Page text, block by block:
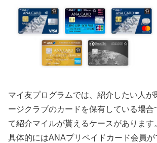
マイ友プログラムでは、紹介したい人が
ージクラブのカードを保有している場合
て紹介マイルが貰えるケースがあります
具体的にはANAプリペイドカード会員